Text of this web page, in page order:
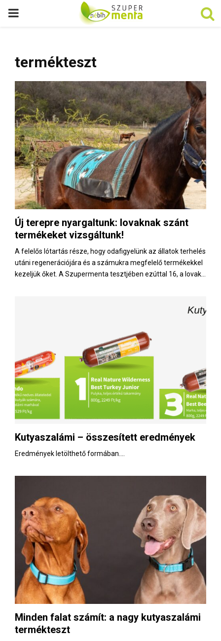
P
M
A
R
Y
M
N
U
termékteszt
Új terepre nyargaltunk: lovaknak szánt
termékeket vizsgáltunk!
A felelős lótartás része, hogy odafigyelünk az állatok terhelés
utáni regenerációjára és a számukra megfelelő termékekkel
kezeljük őket. A Szupermenta tesztjében ezúttal 16, a lovak...
Kutyaszalámi – összesített eredmények
Eredmények letölthető formában....
Minden falat számít: a nagy kutyaszalámi
termékteszt